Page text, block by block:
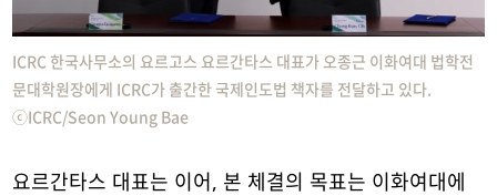
ICRC 한국사무소의 요르고스 요르간타스 대표가 오종근 이화여대 법학전
문대학원장에게 ICRC가 출간한 국제인도법 책자를 전달하고 있다.
ⓒICRC/Seon Young Bae
요르간타스 대표는 이어, 본 체결의 목표는 이화여대에